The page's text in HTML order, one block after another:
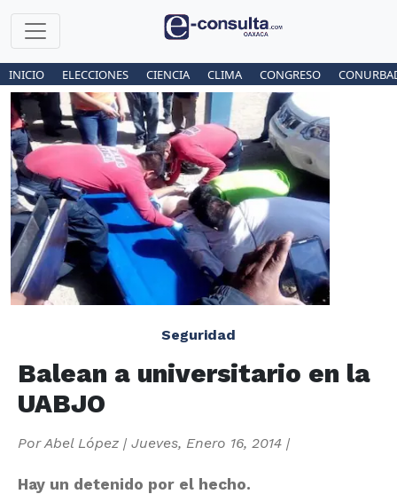
INICIO ELECCIONES CIENCIA CLIMA CONGRESO
Seguridad
Balean a universitario en la
UABJO
PorAbel López | Jueves, Enero 16, 2014 |
Hay un detenido por el hecho.